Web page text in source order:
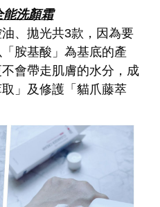
洗顏霜
、拋光共3款，因為要
胺基酸」為基底的產
會帶走肌膚的水分，成
」及修護「貓爪藤萃